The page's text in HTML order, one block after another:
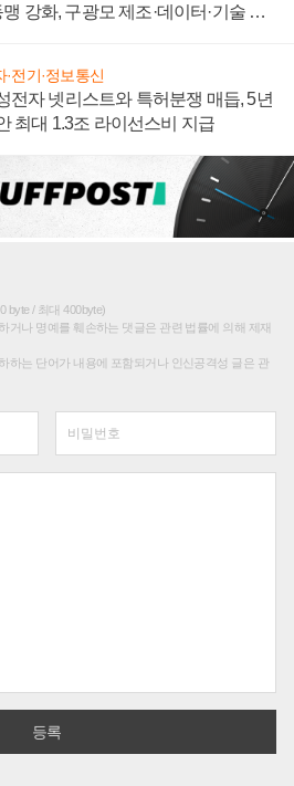
맹 강화, 구광모 제조·데이터·기술 결
·전기·정보통신
전자 넷리스트와 특허분쟁 매듭, 5년
최대 1.3조 라이선스비 지급
byte / 최대 400byte)
거나 명예를 훼손하는 댓글은 관련 법률에 의해 제재
하는 단어가 내용에 포함되거나 인신공격성 글은 관